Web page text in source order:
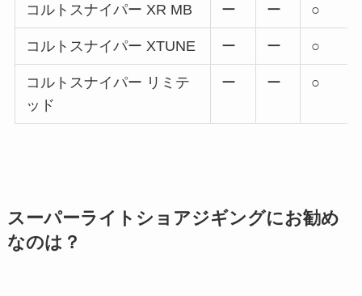
コルトスナイパー XR MB ー ー ○
コルトスナイパー XTUNE ー ー ○
コルトスナイパー リミテ
ッド
ー ー ○
スーパーライトショアジギングにお勧め
なのは？